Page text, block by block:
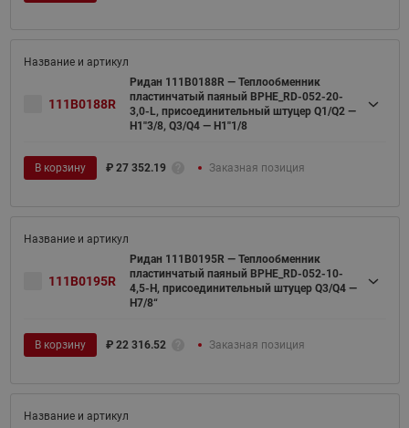
111B0188R
Ридан 111B0188R — Теплообменник
пластинчатый паяный BPHE_RD-052-20-
3,0-L, присоединительный штуцер Q1/Q2 —
H1''3/8, Q3/Q4 — H1''1/8
В корзину ₽ 27 352.19 Заказная позиция
111B0195R
Ридан 111B0195R — Теплообменник
пластинчатый паяный BPHE_RD-052-10-
4,5-H, присоединительный штуцер Q3/Q4 —
H7/8“
В корзину ₽ 22 316.52 Заказная позиция